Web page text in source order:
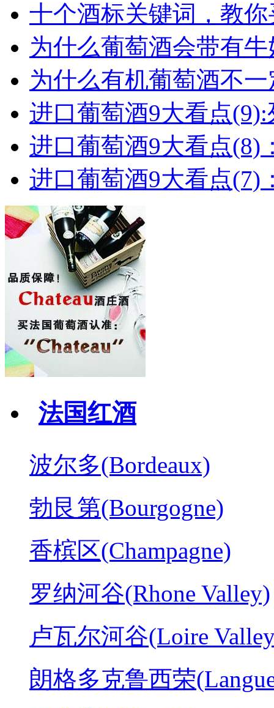
十个酒标关键词，教
为什么葡萄酒会带有
为什么有机葡萄酒不
进口葡萄酒9大看点(9):
进口葡萄酒9大看点(8)
进口葡萄酒9大看点(7)
法国红酒
波尔多(Bordeaux)
勃艮第(Bourgogne)
香槟区(Champagne)
罗纳河谷(Rhone Valley)
卢瓦尔河谷(Loire
朗格多克鲁西荣